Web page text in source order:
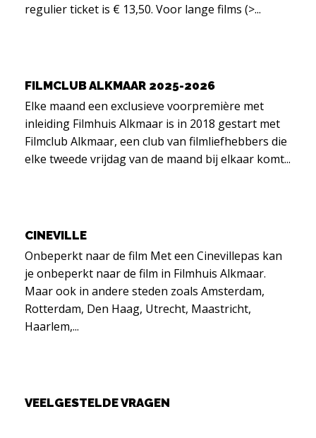
regulier ticket is € 13,50. Voor lange films (>...
FILMCLUB ALKMAAR 2025-2026
Elke maand een exclusieve voorpremière met
inleiding Filmhuis Alkmaar is in 2018 gestart met
Filmclub Alkmaar, een club van filmliefhebbers die
elke tweede vrijdag van de maand bij elkaar komt...
CINEVILLE
Onbeperkt naar de film Met een Cinevillepas kan
je onbeperkt naar de film in Filmhuis Alkmaar.
Maar ook in andere steden zoals Amsterdam,
Rotterdam, Den Haag, Utrecht, Maastricht,
Haarlem,...
VEELGESTELDE VRAGEN